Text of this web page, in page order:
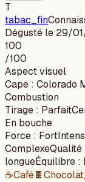
T
tabac_fin
Dégusté le 29/
100
/100
Aspect visuel
Cape : Colorado
Combustion
Tirage : Parfait
En bouche
Force : Fort
ComplexeQualité
longueÉquilibre :
☕Café🍫Chocolat